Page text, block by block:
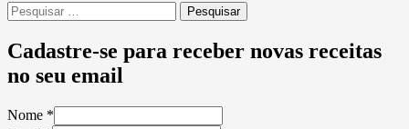
Pesquisar
por:
Cadastre-se para receber novas receitas
no seu email
Nome *